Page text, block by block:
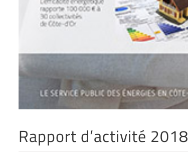
Rapport d’activité 2018